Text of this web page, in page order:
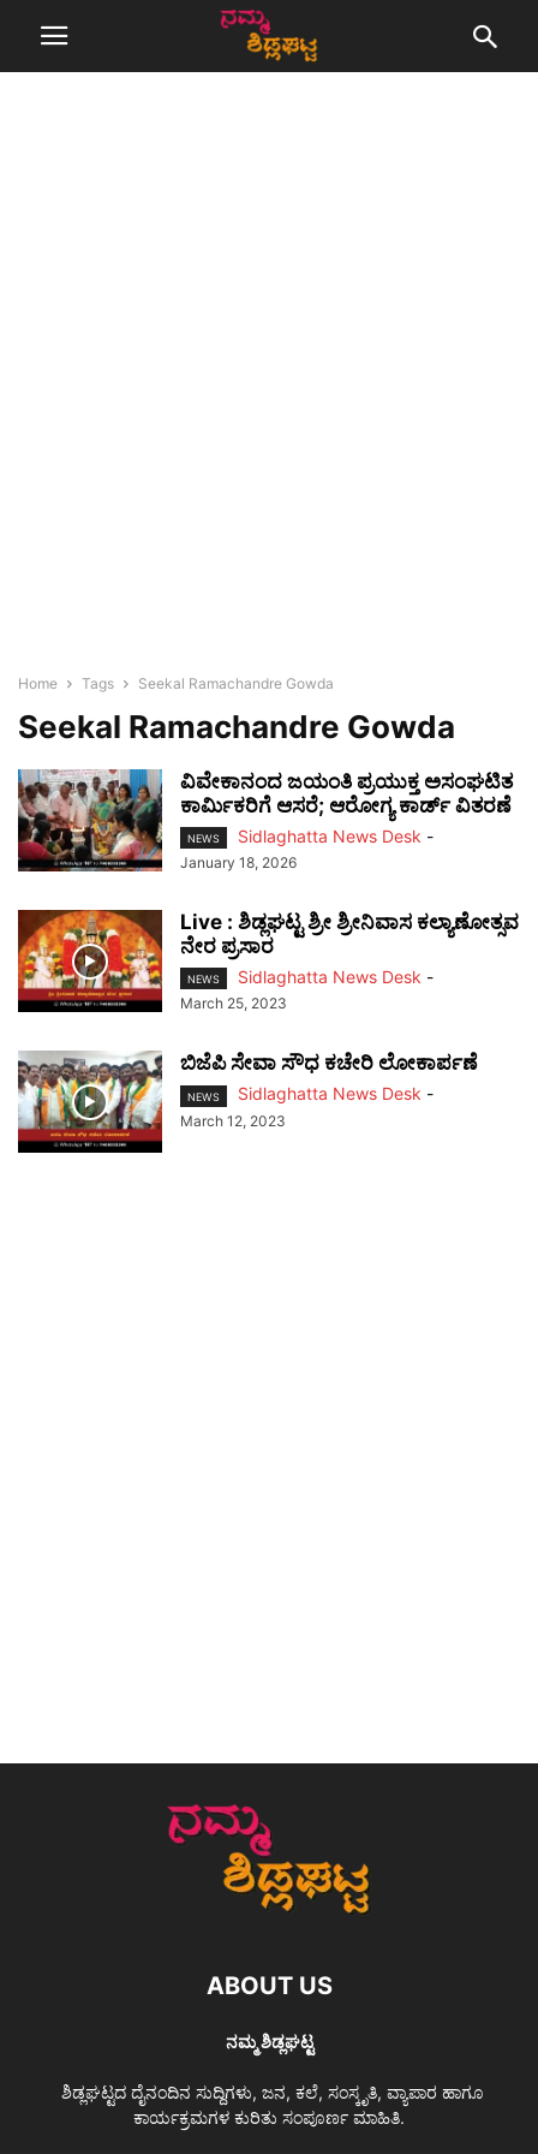
Home Tags Seekal Ramachandre Gowda
Seekal Ramachandre Gowda
ವಿವೇಕಾನಂದ ಜಯಂತಿ ಪ್ರಯುಕ್ತ ಅಸಂಘಟಿತ
ಕಾರ್ಮಿಕರಿಗೆ ಆಸರೆ; ಆರೋಗ್ಯ ಕಾರ್ಡ್ ವಿತರಣೆ
NEWS Sidlaghatta News Desk -
January 18, 2026
Live : ಶಿಡ್ಲಘಟ್ಟ ಶ್ರೀ ಶ್ರೀನಿವಾಸ ಕಲ್ಯಾಣೋತ್ಸವ
ನೇರ ಪ್ರಸಾರ
NEWS Sidlaghatta News Desk -
March 25, 2023
ಬಿಜೆಪಿ ಸೇವಾ ಸೌಧ ಕಚೇರಿ ಲೋಕಾರ್ಪಣೆ
NEWS Sidlaghatta News Desk -
March 12, 2023
ABOUT US
ನಮ್ಮ ಶಿಡ್ಲಘಟ್ಟ
ಶಿಡ್ಲಘಟ್ಟದ ದೈನಂದಿನ ಸುದ್ದಿಗಳು, ಜನ, ಕಲೆ, ಸಂಸ್ಕೃತಿ, ವ್ಯಾಪಾರ ಹಾಗೂ
ಕಾರ್ಯಕ್ರಮಗಳ ಕುರಿತು ಸಂಪೂರ್ಣ ಮಾಹಿತಿ.